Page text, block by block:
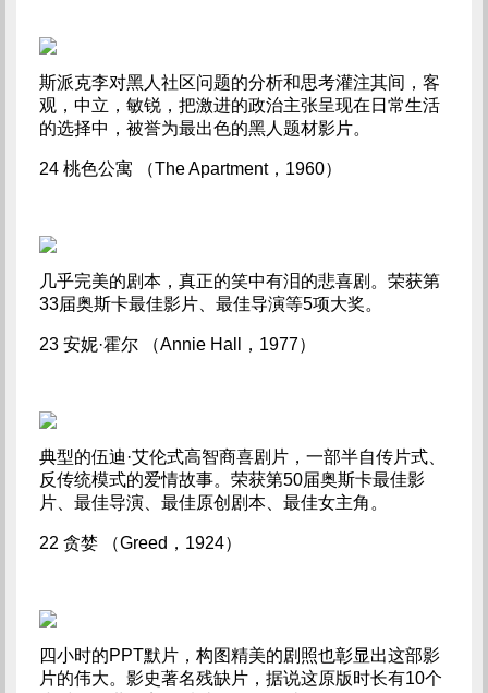
斯派克李对黑人社区问题的分析和思考灌注其间，客
观，中立，敏锐，把激进的政治主张呈现在日常生活
的选择中，被誉为最出色的黑人题材影片。
24 桃色公寓 （The Apartment，1960）
几乎完美的剧本，真正的笑中有泪的悲喜剧。荣获第
33届奥斯卡最佳影片、最佳导演等5项大奖。
23 安妮·霍尔 （Annie Hall，1977）
典型的伍迪·艾伦式高智商喜剧片，一部半自传片式、
反传统模式的爱情故事。荣获第50届奥斯卡最佳影
片、最佳导演、最佳原创剧本、最佳女主角。
22 贪婪 （Greed，1924）
四小时的PPT默片，构图精美的剧照也彰显出这部影
片的伟大。影史著名残缺片，据说这原版时长有10个